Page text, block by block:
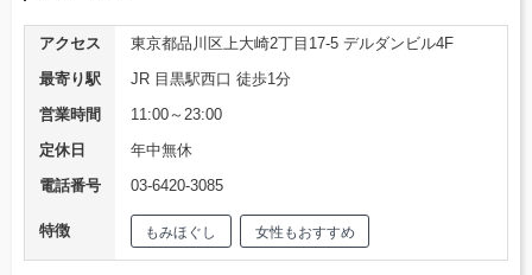
アクセス
東京都品川区上大崎2丁目17-5 デルダンビル4F
最寄り駅
JR 目黒駅西口 徒歩1分
営業時間
11:00～23:00
定休日
年中無休
電話番号
03-6420-3085
特徴 もみほぐし 女性もおすすめ